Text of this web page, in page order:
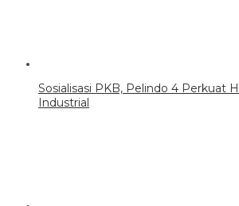
Sosialisasi PKB, Pelindo 4 Perkuat
Industrial